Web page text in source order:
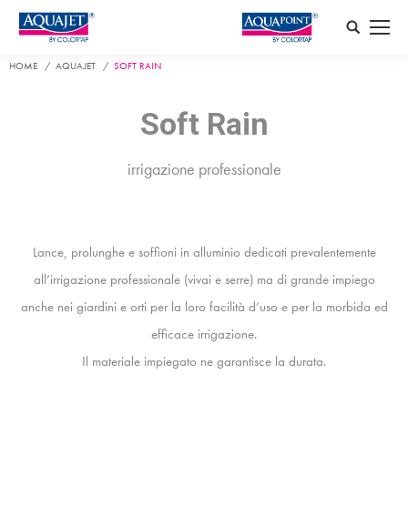
Search:
HOME AQUAJET SOFT RAIN
Soft Rain
irrigazione professionale
Lance, prolunghe e soffioni in alluminio dedicati prevalentemente
all’irrigazione professionale (vivai e serre) ma di grande impiego
anche nei giardini e orti per la loro facilità d’uso e per la morbida ed
efficace irrigazione.
Il materiale impiegato ne garantisce la durata.